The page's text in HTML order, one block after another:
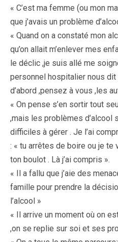
« C’est ma femme (ou mon
que j’avais un problème
« Quand on a constaté mon
qu’on allait m’enlever mes
le déclic ,je suis allé me
personnel hospitalier nous dit
d’abord ,pensez à vous ,les
« On pense s’en sortir tout
,mais les problèmes d’alcool
difficiles à gérer . Je l’ai
: « tu arrêtes de boire ou je te
ton boulot . Là j’ai compris ».
« Il a fallu que j’aie des
famille pour prendre la
l’alcool »
« Il arrive un moment où on
,on se replie sur soi et ses